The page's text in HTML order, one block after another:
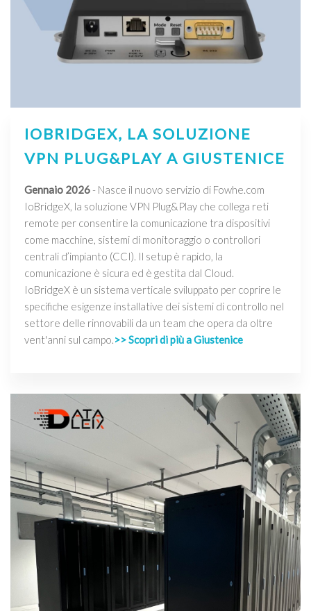
IOBRIDGEX, LA SOLUZIONE
VPN PLUG&PLAY A GIUSTENICE
Gennaio 2026- Nasce il nuovo servizio di Fowhe.com
IoBridgeX, la soluzione VPN Plug&Play che collega reti
remote per consentire la comunicazione tra dispositivi
come macchine, sistemi di monitoraggio o controllori
centrali d’impianto (CCI). Il setup è rapido, la
comunicazione è sicura ed è gestita dal Cloud.
IoBridgeX è un sistema verticale sviluppato per coprire le
specifiche esigenze installative dei sistemi di controllo nel
settore delle rinnovabili da un team che opera da oltre
vent'anni sul campo.>> Scopri di più a Giustenice